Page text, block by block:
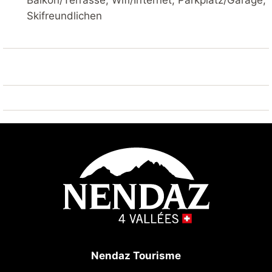
Tracouet 1.6 km. Wandergebiete: Bisse du Milieu 600
Skifreundlichen
Nendaz Tourisme